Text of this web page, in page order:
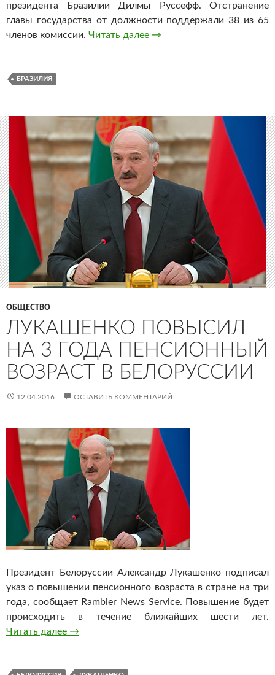
президента Бразилии Дилмы Руссефф. Отстранение
главы государства от должности поддержали 38 из 65
членов комиссии. Читать далее Парламентская комиссия
→
БРАЗИЛИЯ
ОБЩЕСТВО
ЛУКАШЕНКО ПОВЫСИЛ
НА 3 ГОДА ПЕНСИОННЫЙ
ВОЗРАСТ В БЕЛОРУССИИ
12.04.2016 ОСТАВИТЬ КОММЕНТАРИЙ
Президент Белоруссии Александр Лукашенко подписал
указ о повышении пенсионного возраста в стране на три
года, сообщает Rambler News Service. Повышение будет
происходить в течение ближайших шести лет.
Читать далее Лукашенко повысил на 3 года пенсионный
→